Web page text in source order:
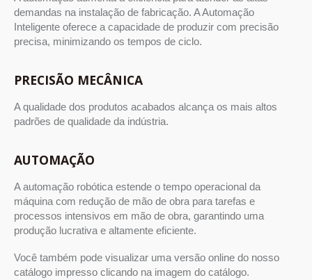
demandas na instalação de fabricação. A Automação
Inteligente oferece a capacidade de produzir com precisão
precisa, minimizando os tempos de ciclo.
PRECISÃO MECÂNICA
A qualidade dos produtos acabados alcança os mais altos
padrões de qualidade da indústria.
AUTOMAÇÃO
A automação robótica estende o tempo operacional da
máquina com redução de mão de obra para tarefas e
processos intensivos em mão de obra, garantindo uma
produção lucrativa e altamente eficiente.
Você também pode visualizar uma versão online do nosso
catálogo impresso clicando na imagem do catálogo.